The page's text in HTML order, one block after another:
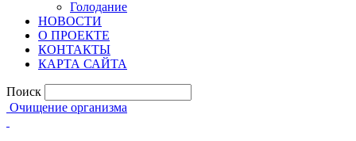
Голодание
НОВОСТИ
О ПРОЕКТЕ
КОНТАКТЫ
КАРТА САЙТА
Поиск
Очищение организма